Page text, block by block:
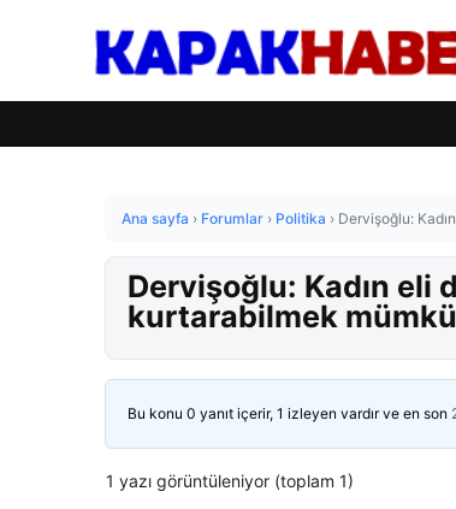
Ana sayfa › Forumlar › Politika › Dervişoğlu:
Dervişoğlu: Kadın eli
kurtarabilmek
Bu konu 0 yanıt içerir, 1 izleyen vardır ve en son
1 yazı görüntüleniyor (toplam 1)